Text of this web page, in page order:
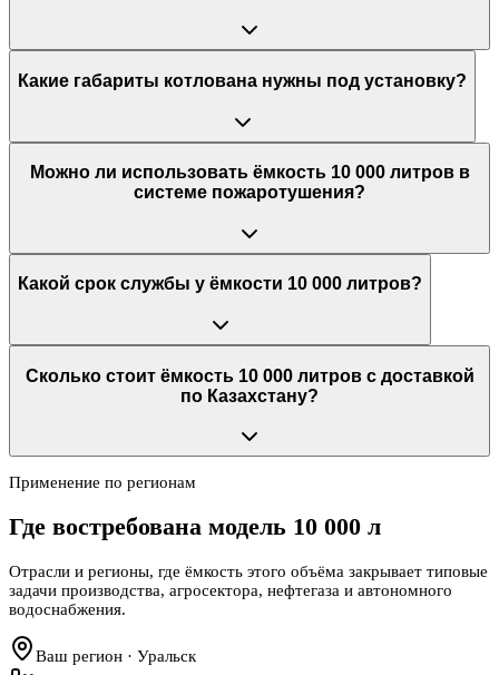
Какие габариты котлована нужны под установку?
Можно ли использовать ёмкость 10 000 литров в
системе пожаротушения?
Какой срок службы у ёмкости 10 000 литров?
Сколько стоит ёмкость 10 000 литров с доставкой
по Казахстану?
Применение по регионам
Где востребована модель 10 000 л
Отрасли и регионы, где ёмкость этого объёма закрывает типовые
задачи производства, агросектора, нефтегаза и автономного
водоснабжения.
Ваш регион · Уральск